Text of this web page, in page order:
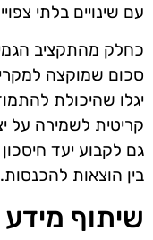
עם שינויים בלתי
כחלק מהתקציב
סכום שמוקצה
יגלו שהיכולת
קריטית לשמירה על
גם לקבוע יעד
בין הוצאות להכנסות.
שיתוף